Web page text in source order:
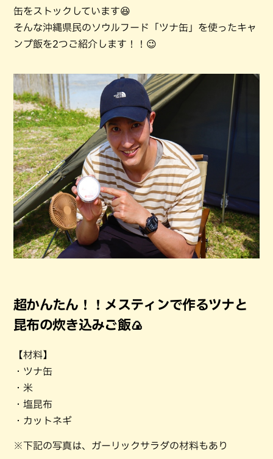
缶をストックしています😆
そんな沖縄県民のソウルフード「ツナ缶」を使ったキャ
ンプ飯を2つご紹介します！！😉
超かんたん！！メスティンで作るツナと
昆布の炊き込みご飯🍙
【材料】
・ツナ缶
・米
・塩昆布
・カットネギ
※下記の写真は、ガーリックサラダの材料もあり